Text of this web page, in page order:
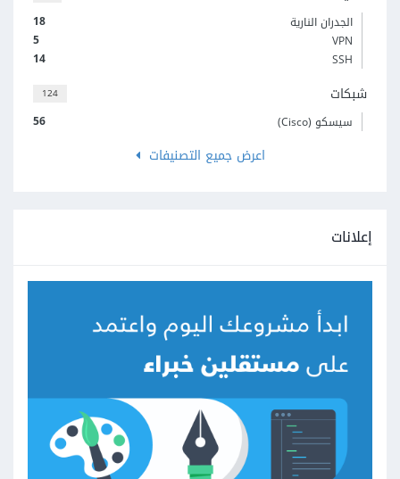
18
الجدران النارية
5
VPN
14
SSH
124 شبكات
56 سيسكو (Cisco)
اعرض جميع التصنيفات
إعلانات